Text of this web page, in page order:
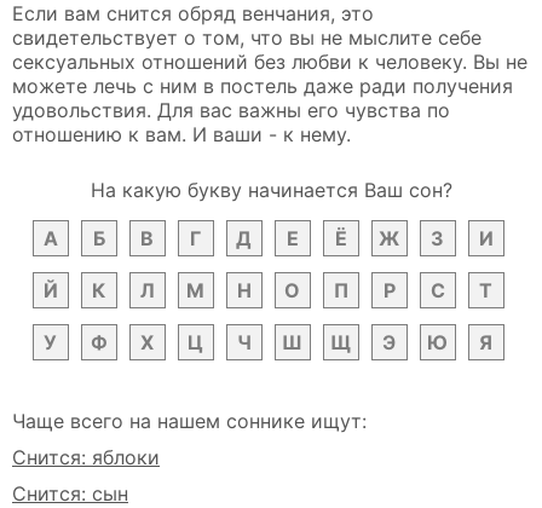
Если вам снится обряд венчания, это
свидетельствует о том, что вы не мыслите себе
сексуальных отношений без любви к человеку. Вы не
можете лечь с ним в постель даже ради получения
удовольствия. Для вас важны его чувства по
отношению к вам. И ваши - к нему.
На какую букву начинается Ваш сон?
А
Б В Г Д Е Ё Ж З И
Й К Л М Н О П Р С Т
У Ф Х Ц Ч Ш Щ Э Ю Я
Чаще всего на нашем соннике ищут:
Снится: яблоки
Снится: сын